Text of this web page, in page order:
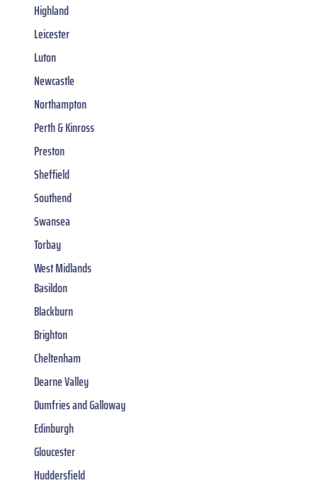
Highland
Leicester
Luton
Newcastle
Northampton
Perth & Kinross
Preston
Sheffield
Southend
Swansea
Torbay
West Midlands
Basildon
Blackburn
Brighton
Cheltenham
Dearne Valley
Dumfries and Galloway
Edinburgh
Gloucester
Huddersfield